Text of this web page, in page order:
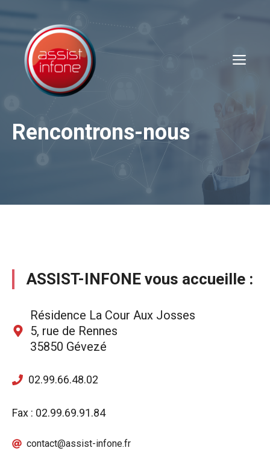
contenu
Rencontrons-nous
ASSIST-INFONE vous accueille :
Résidence La Cour Aux Josses
5, rue de Rennes
35850 Gévezé
02.99.66.48.02
Fax : 02.99.69.91.84
contact@assist-infone.fr